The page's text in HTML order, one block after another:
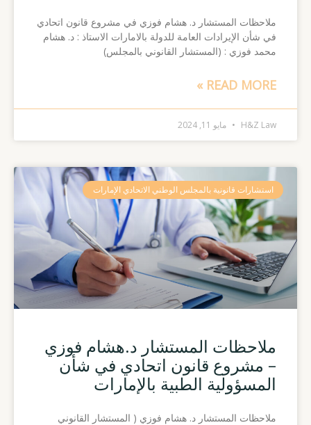
ملاحظات المستشار د. هشام فوزي في مشروع قانون اتحادي
في شأن الإيرادات العامة للدولة بالامارات الاستاذ : د. هشام
محمد فوزي : (المستشار القانوني بالمجلس)
READ MORE »
H&Z Law مايو 11, 2024
استشارات قانونية بالمجلس الوطني الاتحادي الإمارات
ملاحظات المستشار د.هشام فوزي
– مشروع قانون اتحادي في شأن
المسؤولية الطبية بالإمارات
ملاحظات المستشار د. هشام فوزي ( المستشار القانوني